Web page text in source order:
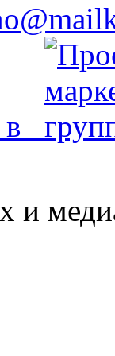
в
и